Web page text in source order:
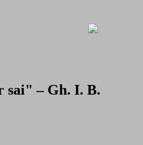
sai" – Gh. I. B.